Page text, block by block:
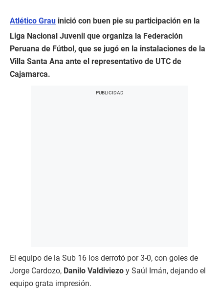
Atlético Grau inició con buen pie su participación en la
Liga Nacional Juvenil que organiza la Federación
Peruana de Fútbol, que se jugó en la instalaciones de la
Villa Santa Ana ante el representativo de UTC de
Cajamarca.
El equipo de la Sub 16 los derrotó por 3-0, con goles de
Jorge Cardozo, Danilo Valdiviezo y Saúl Imán, dejando el
equipo grata impresión.